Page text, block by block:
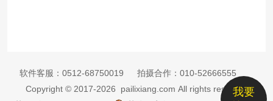
我要
软件客服： 0512-68750019 拍摄合作： 010-52666555
Copyright © 2017-2026 pailixiang.com All rights reserved